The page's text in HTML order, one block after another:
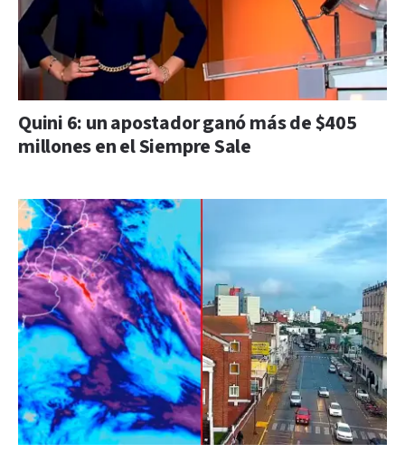
Quini 6: un apostador ganó más de $405
millones en el Siempre Sale